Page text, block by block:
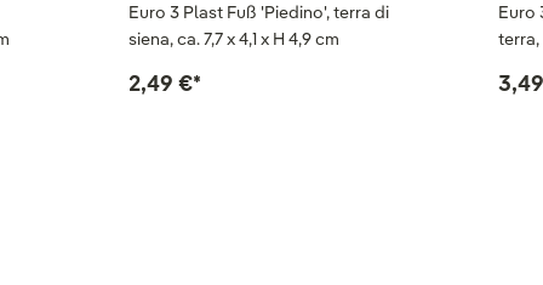
Euro 3 Plast Fuß 'Piedino', terra di
siena, ca. 7,7 x 4,1 x H 4,9 cm
2,49 €*
Euro
terra,